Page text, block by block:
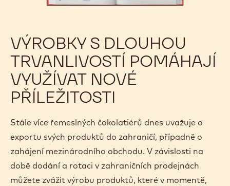
VÝROBKY S DLOUHOU
TRVANLIVOSTÍ POMÁHAJÍ
VYUŽÍVAT NOVÉ
PŘÍLEŽITOSTI
Stále více řemeslných čokolatiérů dnes uvažuje o
exportu svých produktů do zahraničí, případně o
zahájení mezinárodního obchodu. V závislosti na
době dodání a rotaci v zahraničních prodejnách
můžete zvážit výrobu produktů, které v momentě,